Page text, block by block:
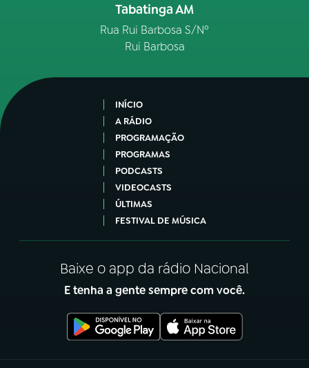
Tabatinga AM
Rua Rui Barbosa S/Nº
Rui Barbosa
INÍCIO
A RÁDIO
PROGRAMAÇÃO
PROGRAMAS
PODCASTS
VIDEOCASTS
ÚLTIMAS
FESTIVAL DE MÚSICA
Baixe o app da rádio Nacional
E tenha a gente sempre com você.